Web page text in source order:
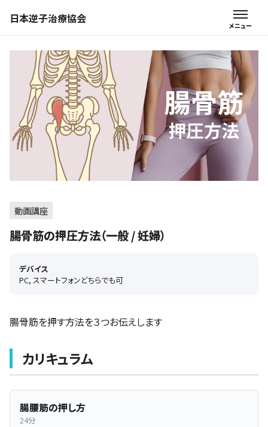
日本逆子治療協会
動画講座
腸骨筋の押圧方法（一般 / 妊婦）
デバイス
PC, スマートフォンどちらでも可
腸骨筋を押す方法を３つお伝えします
カリキュラム
腸腰筋の押し方
24分